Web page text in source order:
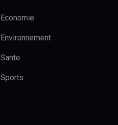
Economie
Environnement
Sante
Sports